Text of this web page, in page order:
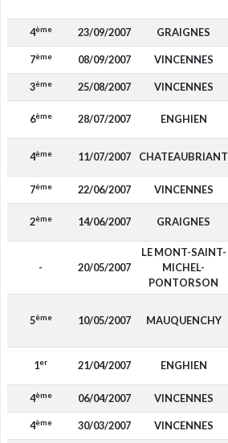
4ème 23/09/2007 GRAIGNES
7ème 08/09/2007 VINCENNES
3ème 25/08/2007 VINCENNES
6ème 28/07/2007 ENGHIEN
4ème 11/07/2007 CHATEAUBRIANT
7ème 22/06/2007 VINCENNES
2ème 14/06/2007 GRAIGNES
- 20/05/2007
LE MONT-SAINT-
MICHEL-
PONTORSON
5ème 10/05/2007 MAUQUENCHY
1er 21/04/2007 ENGHIEN
4ème 06/04/2007 VINCENNES
4ème 30/03/2007 VINCENNES